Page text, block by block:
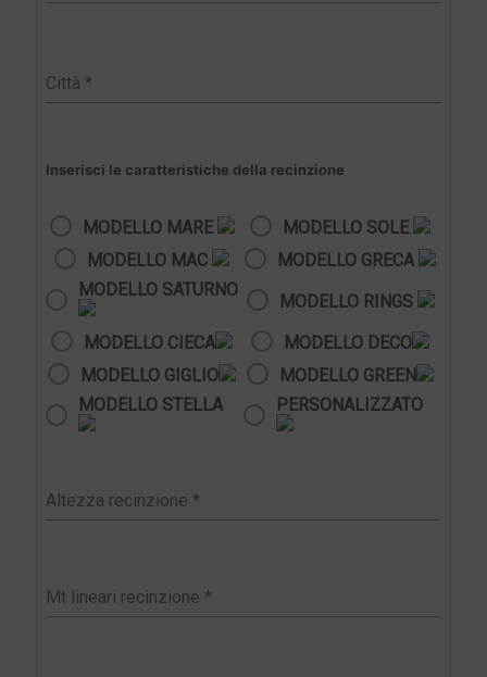
Inserisci le caratteristiche della recinzione
MODELLO MARE
MODELLO SOLE
MODELLO MAC
MODELLO GRECA
MODELLO SATURNO
MODELLO RINGS
MODELLO CIECA
MODELLO DECO
MODELLO GIGLIO
MODELLO GREEN
MODELLO STELLA
PERSONALIZZATO